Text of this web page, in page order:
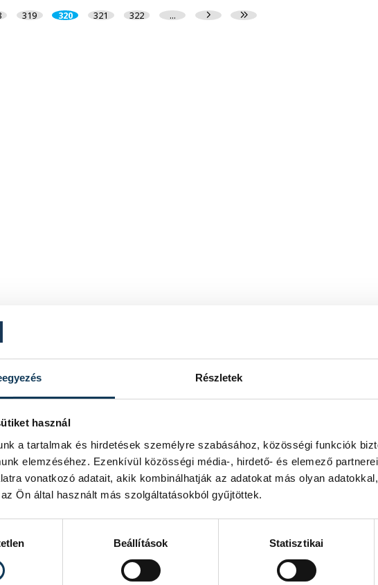
Részletek
használ
a tartalmak és hirdetések személyre szabásához, közösségi funkciók
elemzéséhez. Ezenkívül közösségi média-, hirdető- és elemező
vonatkozó adatait, akik kombinálhatják az adatokat más olyan
Ön által használt más szolgáltatásokból gyűjtöttek.
Beállítások Statisztikai
319 320 321 322 ...